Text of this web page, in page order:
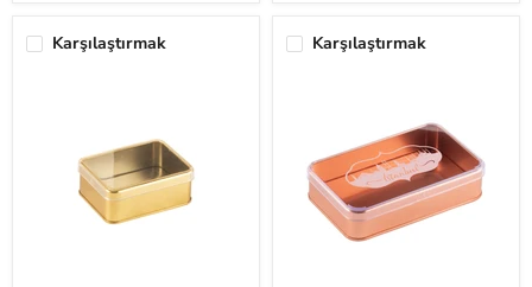
Karşılaştırmak Karşılaştırmak